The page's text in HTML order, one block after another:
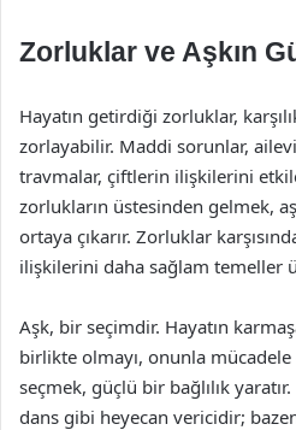
Zorluklar ve Aşkın
Hayatın getirdiği zorluklar,
zorlayabilir. Maddi sorunlar, ailevi
travmalar, çiftlerin ilişkilerini
zorlukların üstesinden gelmek,
ortaya çıkarır. Zorluklar
ilişkilerini daha sağlam temeller
Aşk, bir seçimdir. Hayatın
birlikte olmayı, onunla
seçmek, güçlü bir bağlılık
dans gibi heyecan vericidir;